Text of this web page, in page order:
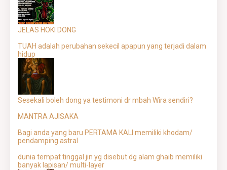
JELAS HOKI DONG
TUAH adalah perubahan sekecil apapun yang terjadi dalam
hidup
Sesekali boleh dong ya testimoni dr mbah Wira sendiri?
MANTRA AJISAKA
Bagi anda yang baru PERTAMA KALI memiliki khodam/
pendamping astral
dunia tempat tinggal jin yg disebut dg alam ghaib memiliki
banyak lapisan/ multi-layer